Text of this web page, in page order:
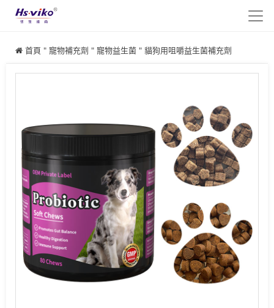
首頁 " 寵物補充劑 " 寵物益生菌 " 貓狗用咀嚼益生菌補充劑